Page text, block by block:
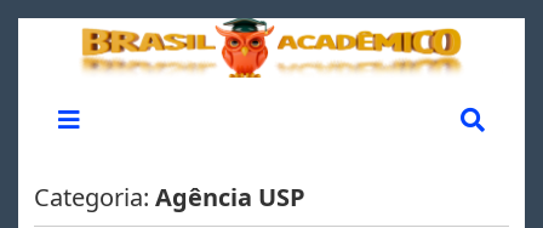
Categoria: Agência USP